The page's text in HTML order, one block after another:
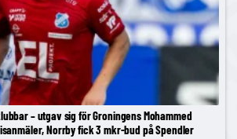
– utgav sig för Groningens Mohammed
Norrby fick 3 mkr-bud på Spendler